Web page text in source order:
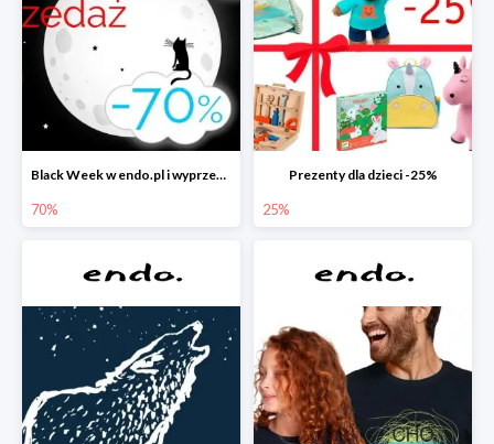
Black Week w endo.pl i wyprzedaże do -70&
70%
Prezenty dla dzieci -25%
25%